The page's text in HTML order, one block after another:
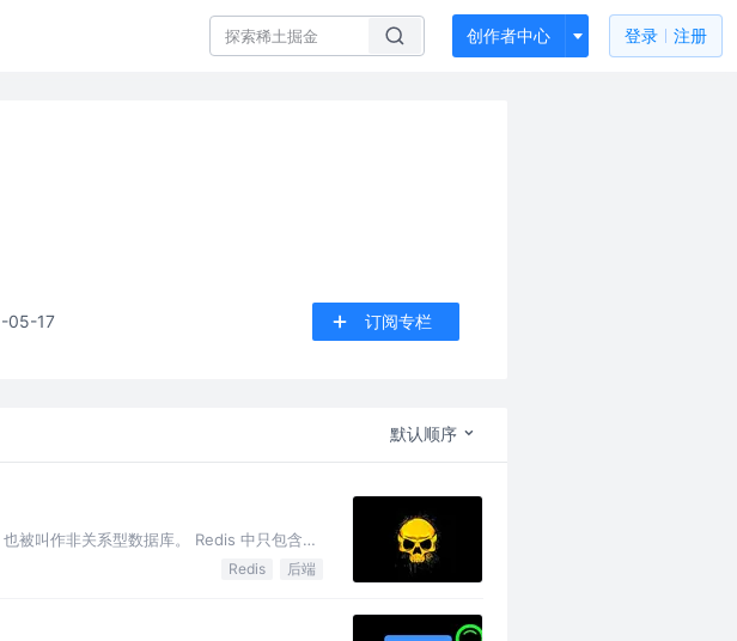
创作者中心 登录 注册
05-17 订阅专栏
默认顺序
被叫作非关系型数据库。 Redis 中只包含
Redis 后端